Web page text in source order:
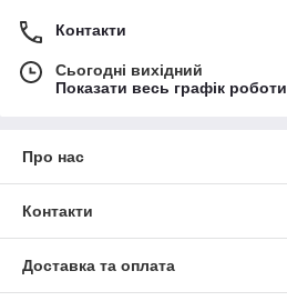
Контакти
Сьогодні вихідний
Показати весь графік роботи
Про нас
Контакти
Доставка та оплата